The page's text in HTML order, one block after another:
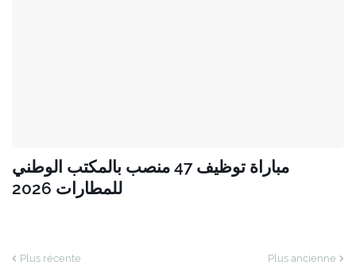
مباراة توظيف 47 منصب بالمكتب الوطني
للمطارات 2026
Plus récente Plus ancienne